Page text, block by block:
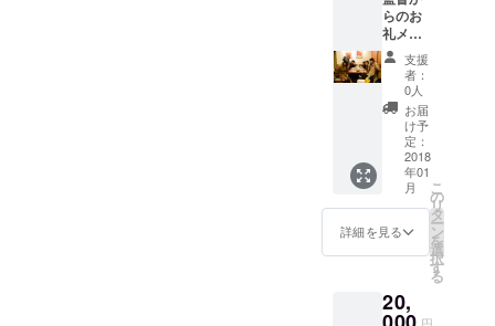
曲入り
プレゼ
ント
らのお
礼メー
ル 監
督、好
きな女
優俳優
のサイ
ン エン
ドロー
ルクレ
ジット
奇跡の
クリス
マス
DVDプ
ト(簡易
パッ
支援
者：
0人
お届
け予
定：
2018
年01
月
詳細を見る
こ
の
リ
タ
ー
ン
を
選
択
す
る
20,
円